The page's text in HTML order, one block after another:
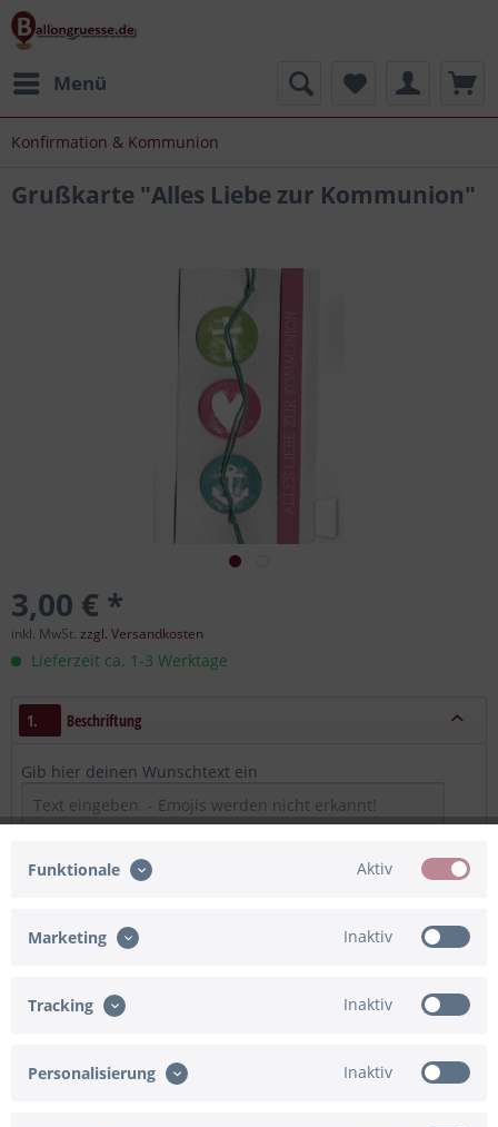
Menü
Konfirmation & Kommunion
Grußkarte "Alles Liebe zur Kommunion"
3,00 € *
inkl. MwSt. zzgl. Versandkosten
Lieferzeit ca. 1-3 Werktage
1. Beschriftung
Gib hier deinen Wunschtext ein
Maximum Zeichen = 400, noch verfügbar =
In den Warenkorb
Merken Bewerten
Funktionale Aktiv
Marketing Inaktiv
Tracking Inaktiv
Personalisierung Inaktiv